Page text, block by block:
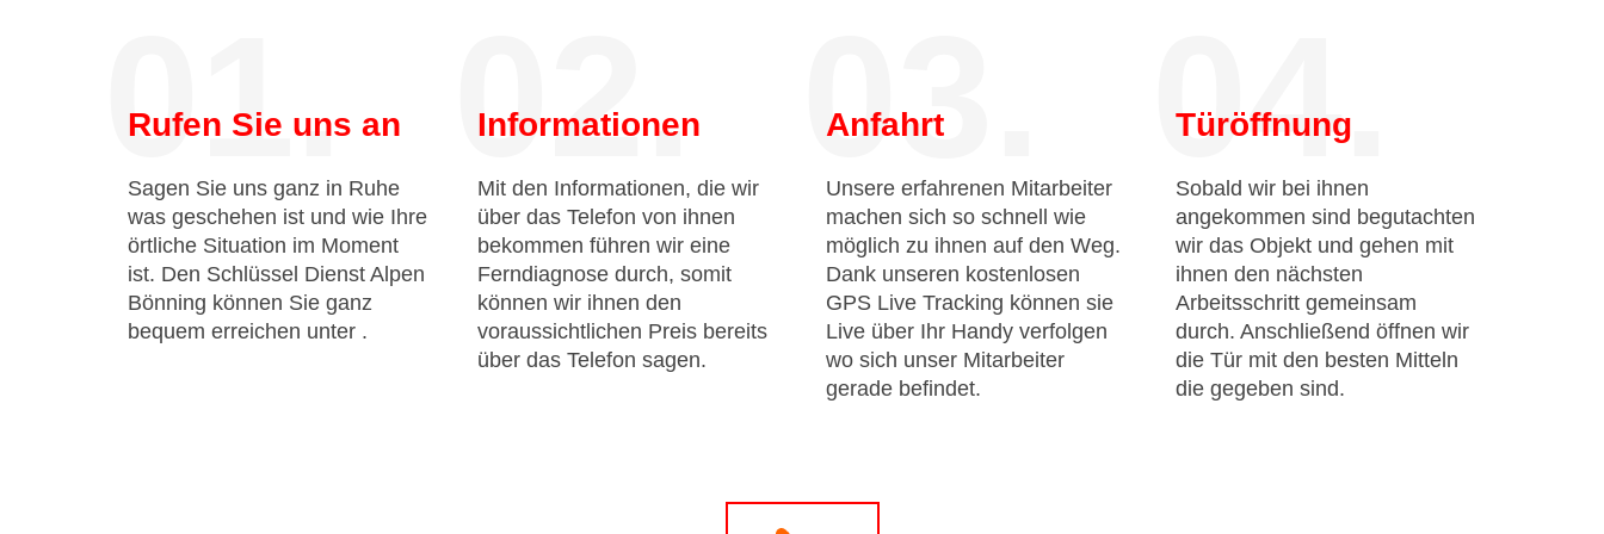
01.
Rufen Sie uns an
Sagen Sie uns ganz in Ruhe
was geschehen ist und wie Ihre
örtliche Situation im Moment
ist. Den Schlüssel Dienst Alpen
Bönning können Sie ganz
bequem erreichen unter .
02.
Informationen
Mit den Informationen, die wir
über das Telefon von ihnen
bekommen führen wir eine
Ferndiagnose durch, somit
können wir ihnen den
voraussichtlichen Preis bereits
über das Telefon sagen.
03.
Anfahrt
Unsere erfahrenen Mitarbeiter
machen sich so schnell wie
möglich zu ihnen auf den Weg.
Dank unseren kostenlosen
GPS Live Tracking können sie
Live über Ihr Handy verfolgen
wo sich unser Mitarbeiter
gerade befindet.
04.
Türöffnung
Sobald wir bei ihnen
angekommen sind begutachten
wir das Objekt und gehen mit
ihnen den nächsten
Arbeitsschritt gemeinsam
durch. Anschließend öffnen wir
die Tür mit den besten Mitteln
die gegeben sind.